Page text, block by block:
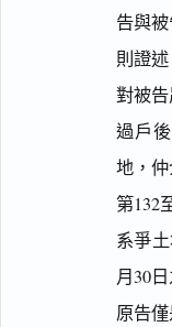
告與
則證
對被
過戶
地，
第132
系爭
月30
原告